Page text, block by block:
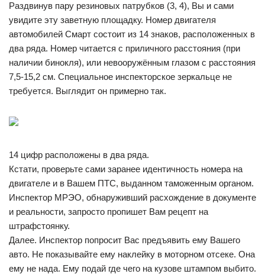
Раздвинув пару резиновых патрубков (3, 4), Вы и сами
увидите эту заветную площадку. Номер двигателя
автомобилей Смарт состоит из 14 знаков, расположенных в
два ряда. Номер читается с приличного расстояния (при
наличии бинокля), или невооружённым глазом с расстояния
7,5-15,2 см. Специальное инспекторское зеркальце не
требуется. Выглядит он примерно так.
14 цифр расположены в два ряда.
Кстати, проверьте сами заранее идентичность номера на
двигателе и в Вашем ПТС, выданном таможенным органом.
Инспектор МРЭО, обнаруживший расхождение в документе
и реальности, запросто пропишет Вам рецепт на
штрафстоянку.
Далее. Инспектор попросит Вас предъявить ему Вашего
авто. Не показывайте ему наклейку в моторном отсеке. Она
ему не нада. Ему подай где чего на кузове штампом выбито.